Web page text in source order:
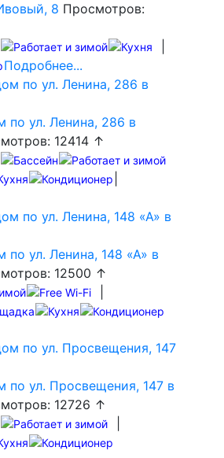
8 Просмотров:
Подробнее...
по ул. Ленина, 286 в
12414 ↑
по ул. Ленина, 148 «А» в
12500 ↑
по ул. Просвещения, 147 в
12726 ↑